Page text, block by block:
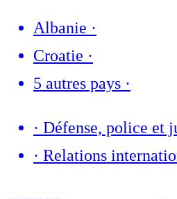
Albanie ·
Croatie ·
5 autres pays ·
· Défense, police et
· Relations